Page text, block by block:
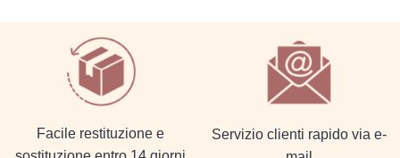
Facile restituzione e
Servizio clienti rapido via e-